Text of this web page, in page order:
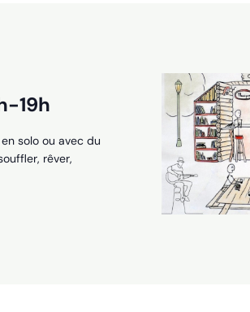
19h
solo ou avec du
rêver,